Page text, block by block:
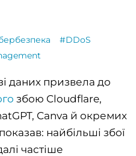
#DDoS
даних призвела до
збою Cloudflare,
Canva й окремих
найбільші збої
частіше